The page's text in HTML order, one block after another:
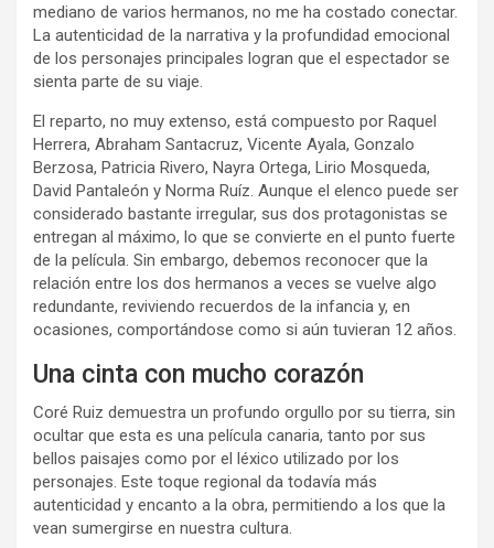
mediano de varios hermanos, no me ha costado conectar.
La autenticidad de la narrativa y la profundidad emocional
de los personajes principales logran que el espectador se
sienta parte de su viaje.
El reparto, no muy extenso, está compuesto por Raquel
Herrera, Abraham Santacruz, Vicente Ayala, Gonzalo
Berzosa, Patricia Rivero, Nayra Ortega, Lirio Mosqueda,
David Pantaleón y Norma Ruíz. Aunque el elenco puede ser
considerado bastante irregular, sus dos protagonistas se
entregan al máximo, lo que se convierte en el punto fuerte
de la película. Sin embargo, debemos reconocer que la
relación entre los dos hermanos a veces se vuelve algo
redundante, reviviendo recuerdos de la infancia y, en
ocasiones, comportándose como si aún tuvieran 12 años.
Una cinta con mucho corazón
Coré Ruiz demuestra un profundo orgullo por su tierra, sin
ocultar que esta es una película canaria, tanto por sus
bellos paisajes como por el léxico utilizado por los
personajes. Este toque regional da todavía más
autenticidad y encanto a la obra, permitiendo a los que la
vean sumergirse en nuestra cultura.